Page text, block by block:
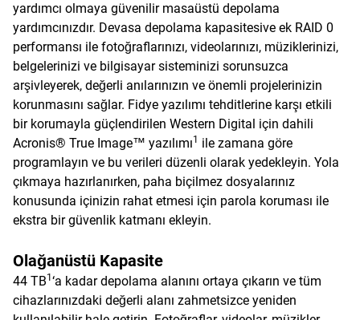
yardımcı olmaya güvenilir masaüstü depolama
yardımcınızdır. Devasa depolama kapasitesive ek RAID 0
performansı ile fotoğraflarınızı, videolarınızı, müziklerinizi,
belgelerinizi ve bilgisayar sisteminizi sorunsuzca
arşivleyerek, değerli anılarınızın ve önemli projelerinizin
korunmasını sağlar. Fidye yazılımı tehditlerine karşı etkili
bir korumayla güçlendirilen Western Digital için dahili
Acronis® True Image™ yazılımı1
ile zamana göre
programlayın ve bu verileri düzenli olarak yedekleyin. Yola
çıkmaya hazırlanırken, paha biçilmez dosyalarınız
konusunda içinizin rahat etmesi için parola koruması ile
ekstra bir güvenlik katmanı ekleyin.
Olağanüstü Kapasite
44 TB1 ‘a kadar depolama alanını ortaya çıkarın ve tüm
cihazlarınızdaki değerli alanı zahmetsizce yeniden